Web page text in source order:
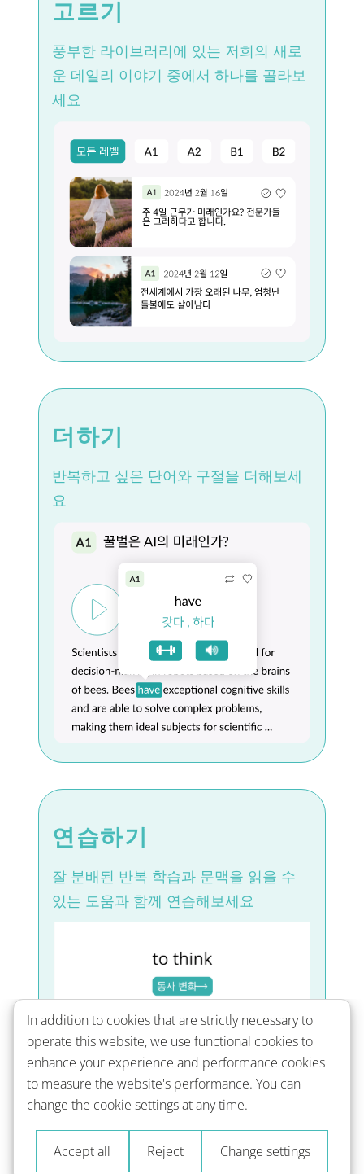
고르기
풍부한 라이브러리에 있는 저희의 새로
운 데일리 이야기 중에서 하나를 골라보
세요
더하기
반복하고 싶은 단어와 구절을 더해보세
요
연습하기
잘 분배된 반복 학습과 문맥을 읽을 수
있는 도움과 함께 연습해보세요
In addition to cookies that are strictly necessary to
operate this website, we use functional cookies to
enhance your experience and performance cookies
to measure the website's performance. You can
change the cookie settings at any time.
Accept all Reject Change settings